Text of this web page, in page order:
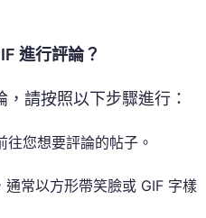
進行評論？
請按照以下步驟進行：
您想要評論的帖子。
常以方形帶笑臉或 GIF 字樣